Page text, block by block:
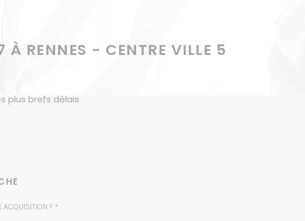
À RENNES - CENTRE VILLE 5
plus brefs délais
ACQUISITION ? *